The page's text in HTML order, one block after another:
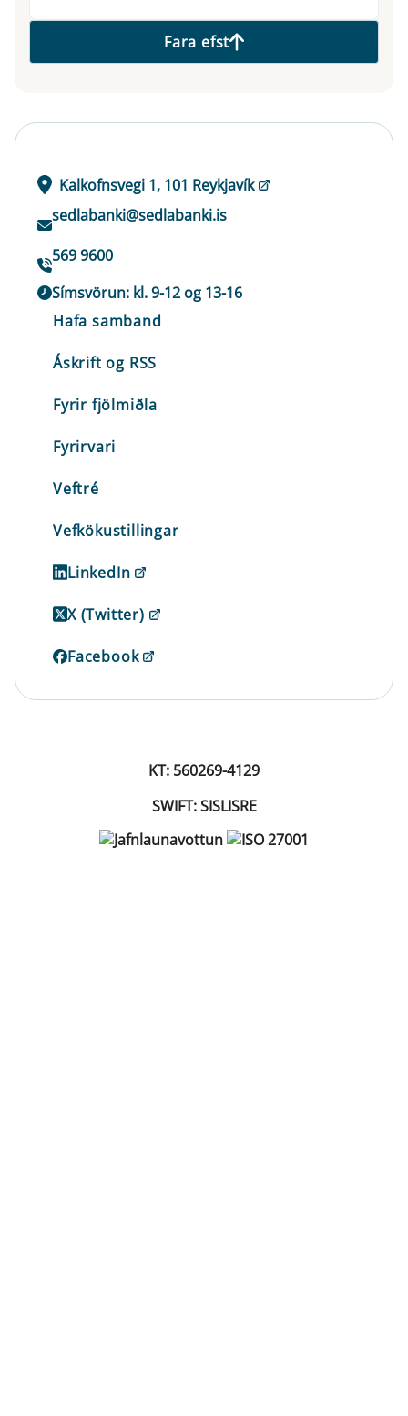
Fara efst
Kalkofnsvegi 1, 101 Reykjavík
sedlabanki@sedlabanki.is
569 9600
Símsvörun: kl. 9-12 og 13-16
Hafa samband
Áskrift og RSS
Fyrir fjölmiðla
Fyrirvari
Veftré
Vefkökustillingar
LinkedIn
X (Twitter)
Facebook
KT: 560269-4129
SWIFT: SISLISRE